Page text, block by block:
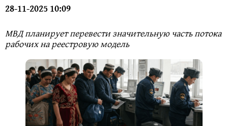
28-11-2025 10:09
МВД планирует перевести значительную часть потока
рабочих на реестровую модель